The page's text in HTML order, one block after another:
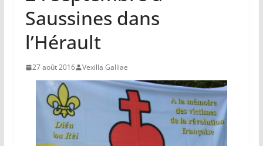
Saussines dans
l’Hérault
27 août 2016 Vexilla Galliae